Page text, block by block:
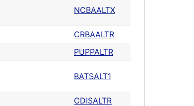
NCBAALTX
CRBAALTR
PUPPALTR
BATSALT1
CDISALTR